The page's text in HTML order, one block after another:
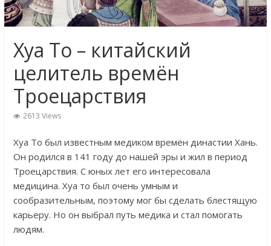
Хуа То – китайский
целитель времён
Троецарствия
2613 Views
Хуа То был известным медиком времён династии Хань.
Он родился в 141 году до нашей эры и жил в период
Троецарствия. С юных лет его интересовала
медицина. Хуа то был очень умным и
сообразительным, поэтому мог бы сделать блестящую
карьеру. Но он выбрал путь медика и стал помогать
людям.